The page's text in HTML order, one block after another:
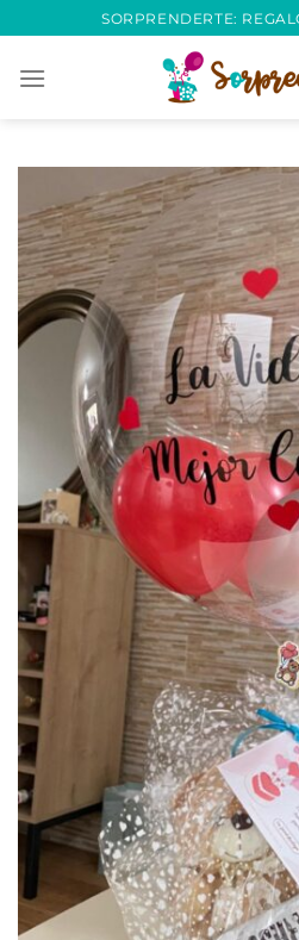
al
contenido
SORPRENDERTE: